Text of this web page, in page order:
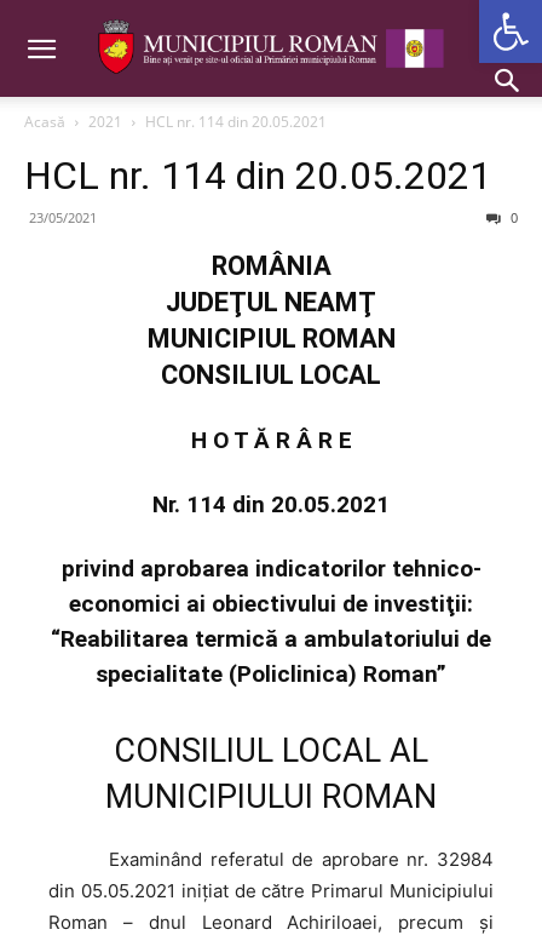
Acasă 2021 HCL nr. 114 din 20.05.2021
HCL nr. 114 din 20.05.2021
23/05/2021 0
ROMÂNIA
JUDEŢUL NEAMŢ
MUNICIPIUL ROMAN
CONSILIUL LOCAL
H O T Ă R Â R E
Nr. 114 din 20.05.2021
privind aprobarea indicatorilor tehnico-
economici ai obiectivului de investiţii:
“Reabilitarea termică a ambulatoriului de
specialitate (Policlinica) Roman”
CONSILIUL LOCAL AL
MUNICIPIULUI ROMAN
Examinând referatul de aprobare nr. 32984
din 05.05.2021 inițiat de către Primarul Municipiului
Roman – dnul Leonard Achiriloaei, precum şi